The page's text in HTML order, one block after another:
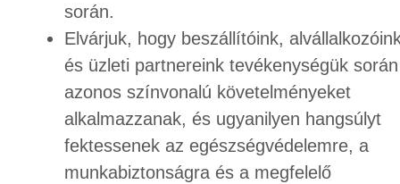
során.
Elvárjuk, hogy beszállítóink,
és üzleti partnereink tevékenységük során
azonos színvonalú követelményeket
alkalmazzanak, és ugyanilyen hangsúlyt
fektessenek az egészségvédelemre, a
munkabiztonságra és a megfelelő